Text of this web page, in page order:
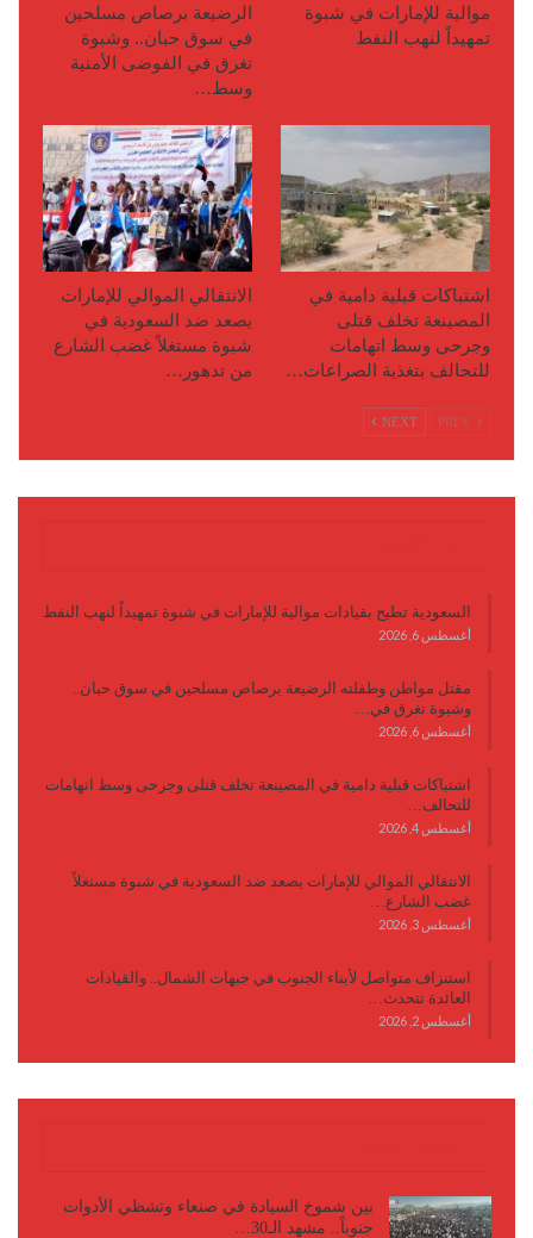
موالية للإمارات في شبوة
تمهيداً لنهب النفط
الرضيعة برصاص مسلحين
في سوق حبان.. وشبوة
تغرق في الفوضى الأمنية
وسط…
اشتباكات قبلية دامية في
المصينعة تخلف قتلى
وجرحى وسط اتهامات
للتحالف بتغذية الصراعات…
الانتقالي الموالي للإمارات
يصعد ضد السعودية في
شبوة مستغلاً غضب الشارع
من تدهور…
NEXT
السعودية تطيح بقيادات موالية للإمارات في شبوة تمهيداً لنهب النفط
أغسطس 6, 2026
مقتل مواطن وطفلته الرضيعة برصاص مسلحين في سوق حبان..
وشبوة تغرق في…
أغسطس 6, 2026
اشتباكات قبلية دامية في المصينعة تخلف قتلى وجرحى وسط اتهامات
للتحالف…
أغسطس 4, 2026
الانتقالي الموالي للإمارات يصعد ضد السعودية في شبوة مستغلاً
غضب الشارع…
أغسطس 3, 2026
استنزاف متواصل لأبناء الجنوب في جبهات الشمال.. والقيادات
العائدة تتحدث…
أغسطس 2, 2026
بين شموخ السيادة في صنعاء وتشظي الأدوات
جنوباً.. مشهد الـ30…